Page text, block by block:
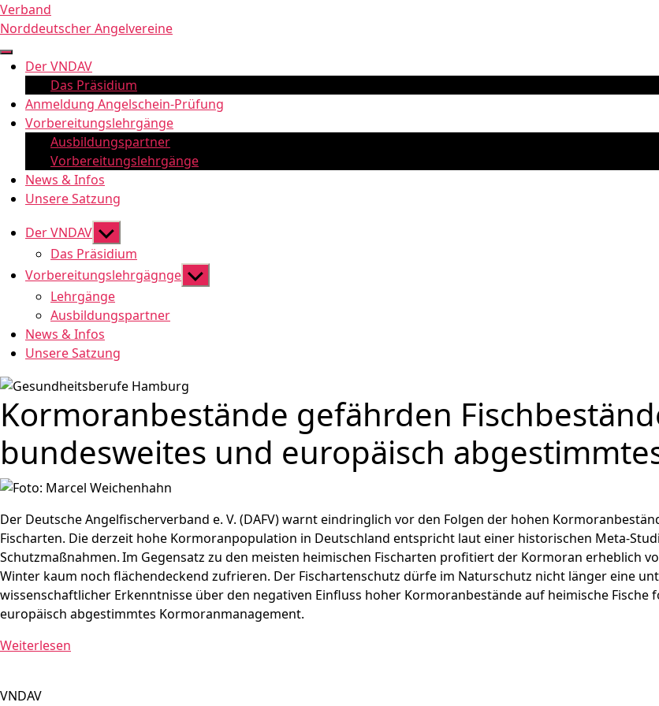
Zum
Inhalt
springen
Verband
Norddeutscher Angelvereine
Der VNDAV
Das Präsidium
Anmeldung Angelschein-Prüfung
Vorbereitungslehrgänge
Ausbildungspartner
Vorbereitungslehrgänge
News & Infos
Unsere Satzung
Der VNDAV Untermenü
anzeigen
Das Präsidium
Vorbereitungslehrgägnge Untermenü
Lehrgänge
Ausbildungspartner
News & Infos
Unsere Satzung
Kormoranbestände gefährden
bundesweites und europäisch
Der Deutsche Angelfischerverband e. V. (DAFV) warnt eindringlich vor den Folgen der hohen
Fischarten. Die derzeit hohe Kormoranpopulation in Deutschland entspricht laut einer historischen Meta-
Schutzmaßnahmen.Im Gegensatz zu den meisten heimischen Fischarten profitiert der Kormoran erheblich
Winter kaum noch flächendeckend zufrieren. Der Fischartenschutz dürfe im Naturschutz nicht länger eine
wissenschaftlicher Erkenntnisse über den negativen Einfluss hoher Kormoranbestände auf heimische
europäisch abgestimmtes Kormoranmanagement.
Weiterlesen
VNDAV